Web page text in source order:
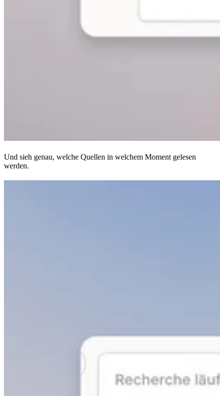
Und sieh genau, welche Quellen in welchem Moment gelesen
werden.